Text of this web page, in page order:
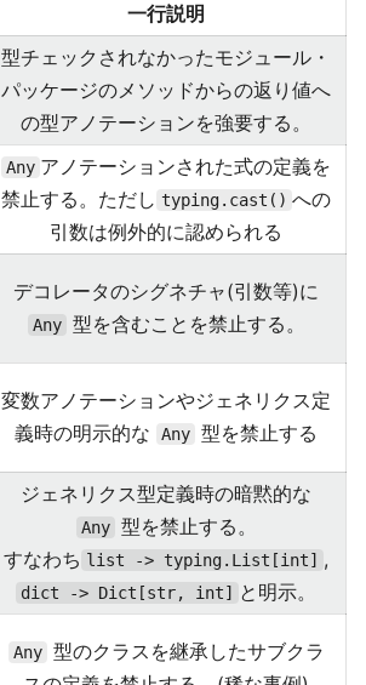
一行説明
型チェックされなかったモジュール・
パッケージのメソッドからの返り値へ
の型アノテーションを強要する。
Any アノテーションされた式の定義を
禁止する。ただし typing.cast() への
引数は例外的に認められる
デコレータのシグネチャ(引数等)に
Any 型を含むことを禁止する。
変数アノテーションやジェネリクス定
義時の明示的な
Any 型を禁止する
ジェネリクス型定義時の暗黙的な
Any 型を禁止する。
すなわち list -> typing.List[int] ,
dict -> Dict[str, int] と明示。
Any 型のクラスを継承したサブクラ